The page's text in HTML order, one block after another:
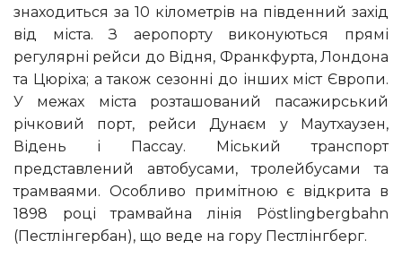
знаходиться за 10 кілометрів на південний захід
від міста. З аеропорту виконуються прямі
регулярні рейси до Відня, Франкфурта, Лондона
та Цюріха; а також сезонні до інших міст Європи.
У межах міста розташований пасажирський
річковий порт, рейси Дунаєм у Маутхаузен,
Відень і Пассау. Міський транспорт
представлений автобусами, тролейбусами та
трамваями. Особливо примітною є відкрита в
1898 році трамвайна лінія Pöstlingbergbahn
(Пестлінгербан), що веде на гору Пестлінгберг.